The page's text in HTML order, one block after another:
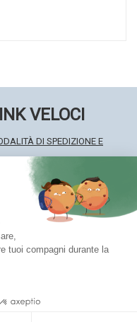
VELOCI
DI SPEDIZIONE E
DI PAGAMENTO
PRIVACY
DI VENDITA